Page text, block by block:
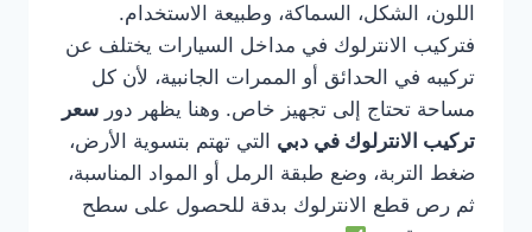
اللون، الشكل، السماكة، وطبيعة الاستخدام.
فتركيب الانترلوك في مداخل السيارات يختلف عن
تركيبه في الحدائق أو الممرات الجانبية، لأن كل
مساحة تحتاج إلى تجهيز خاص. وهنا يظهر دور سعر
تركيب الانترلوك في دبي التي تهتم بتسوية الأرض،
ضغط التربة، وضع طبقة الرمل أو المواد المناسبة،
ثم رص قطع الانترلوك بدقة للحصول على سطح